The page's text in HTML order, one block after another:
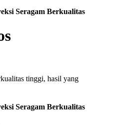
Seragam Berkualitas
tinggi, hasil yang
Seragam Berkualitas